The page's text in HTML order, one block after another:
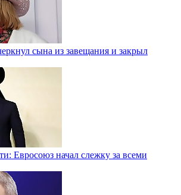
сына из завещания и закрыл
Евросоюз начал слежку за всеми